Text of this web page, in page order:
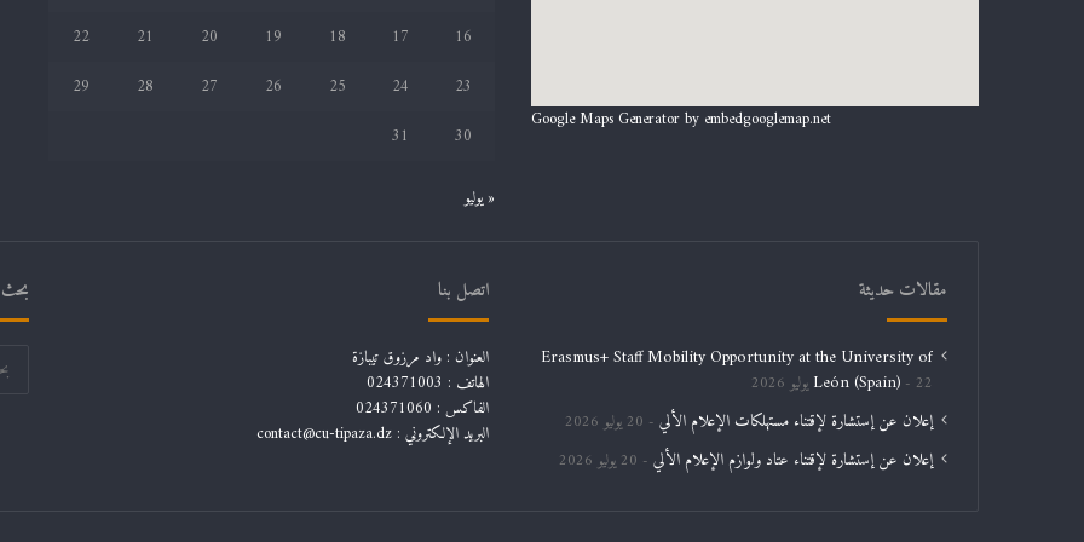
Google Maps Generator by embedgooglemap.net
16
17
18
19
20
21
22
23
24
25
26
27
28
29
30
31
« يوليو
مقالات حديثة
Erasmus+ Staff Mobility Opportunity at the University of
León (Spain)
22 يوليو 2026
إعلان عن إستشارة لإقتناء مستهلكات الإعلام الألي 20 يوليو 2026
إعلان عن إستشارة لإقتناء عتاد ولوازم الإعلام الألي 20 يوليو 2026
اتصل بنا
العنوان : واد مرزوق تيبازة
الهاتف : 024371003
الفاكس : 024371060
البريد الإلكتروني :contact@cu-tipaza.dz
بحث